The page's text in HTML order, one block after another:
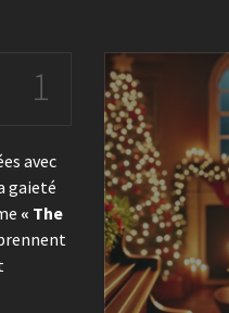
1
avec
gaieté
« The